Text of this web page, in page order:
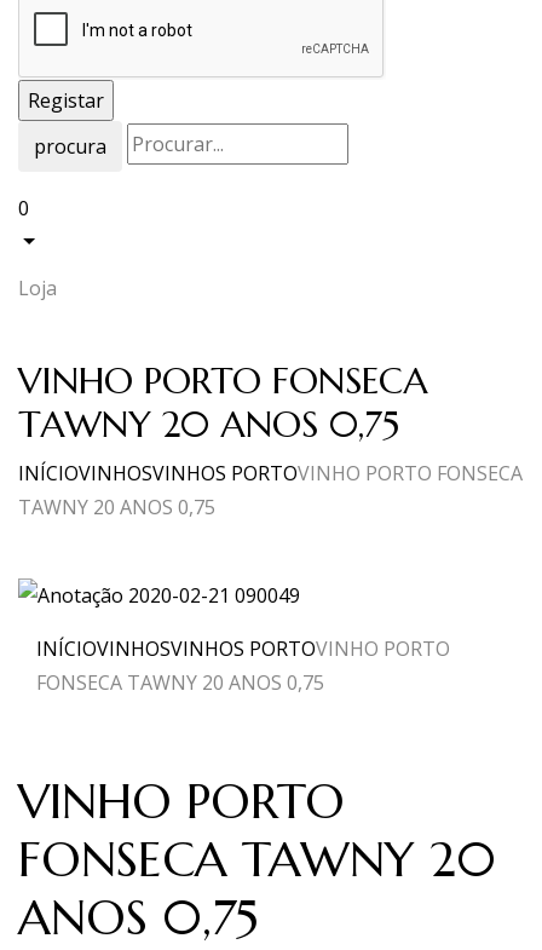
procura
0
Loja
VINHO PORTO FONSECA
TAWNY 20 ANOS 0,75
INÍCIOVINHOSVINHOS PORTOVINHO PORTO FONSECA
TAWNY 20 ANOS 0,75
INÍCIOVINHOSVINHOS PORTOVINHO PORTO
FONSECA TAWNY 20 ANOS 0,75
VINHO PORTO
FONSECA TAWNY 20
ANOS 0,75